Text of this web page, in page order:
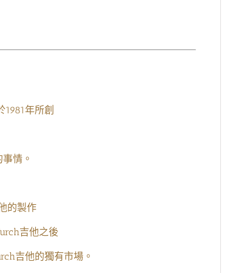
年所創
情。
的製作
吉他之後
吉他的獨有市場。